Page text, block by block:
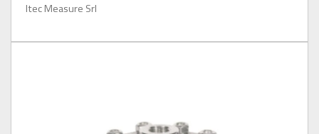
Itec Measure Srl